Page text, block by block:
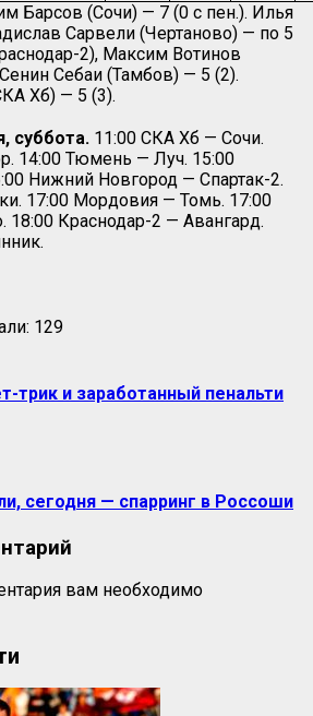
Барсов (Сочи) — 7 (0 с пен.). Илья
Сарвели (Чертаново) — по 5
2), Максим Вотинов
Себаи (Тамбов) — 5 (2).
Хб) — 5 (3).
суббота. 11:00 СКА Хб — Сочи.
14:00 Тюмень — Луч. 15:00
Нижний Новгород — Спартак-2.
17:00 Мордовия — Томь. 17:00
18:00 Краснодар-2 — Авангард.
129
трик и заработанный пенальти
сегодня — спарринг в Россоши
вам необходимо